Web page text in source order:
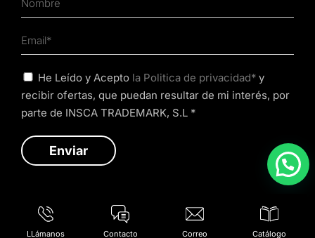
LLámanos Contacto Correo Catálogo
He Leído y Acepto la Politica de privacidad* y
recibir ofertas, que puedan resultar de mi interés, por
parte de INSCA TRADEMARK, S.L *